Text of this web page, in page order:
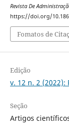
Revista De
https://doi.org/
Fomatos de
Edição
v. 12 n. 2 (2022):
Seção
Artigos